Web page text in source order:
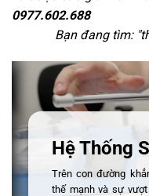
0977.602.688
Bạn đang tìm: "
Hệ Thống
Trên con đường
thế mạnh và sự